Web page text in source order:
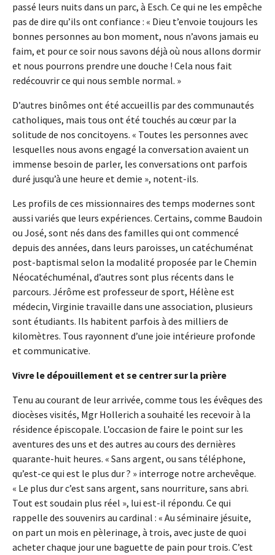
passé leurs nuits dans un parc, à Esch. Ce qui ne les empêche
pas de dire qu’ils ont confiance : « Dieu t’envoie toujours les
bonnes personnes au bon moment, nous n’avons jamais eu
faim, et pour ce soir nous savons déjà où nous allons dormir
et nous pourrons prendre une douche ! Cela nous fait
redécouvrir ce qui nous semble normal. »
D’autres binômes ont été accueillis par des communautés
catholiques, mais tous ont été touchés au cœur par la
solitude de nos concitoyens. « Toutes les personnes avec
lesquelles nous avons engagé la conversation avaient un
immense besoin de parler, les conversations ont parfois
duré jusqu’à une heure et demie », notent-ils.
Les profils de ces missionnaires des temps modernes sont
aussi variés que leurs expériences. Certains, comme Baudoin
ou José, sont nés dans des familles qui ont commencé
depuis des années, dans leurs paroisses, un catéchuménat
post-baptismal selon la modalité proposée par le Chemin
Néocatéchuménal, d’autres sont plus récents dans le
parcours. Jérôme est professeur de sport, Hélène est
médecin, Virginie travaille dans une association, plusieurs
sont étudiants. Ils habitent parfois à des milliers de
kilomètres. Tous rayonnent d’une joie intérieure profonde
et communicative.
Vivre le dépouillement et se centrer sur la prière
Tenu au courant de leur arrivée, comme tous les évêques des
diocèses visités, Mgr Hollerich a souhaité les recevoir à la
résidence épiscopale. L’occasion de faire le point sur les
aventures des uns et des autres au cours des dernières
quarante-huit heures. « Sans argent, ou sans téléphone,
qu’est-ce qui est le plus dur ? » interroge notre archevêque.
« Le plus dur c’est sans argent, sans nourriture, sans abri.
Tout est soudain plus réel », lui est-il répondu. Ce qui
rappelle des souvenirs au cardinal : « Au séminaire jésuite,
on part un mois en pèlerinage, à trois, avec juste de quoi
acheter chaque jour une baguette de pain pour trois. C’est